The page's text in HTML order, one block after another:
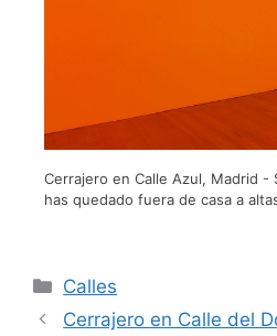
Cerrajero en Calle Azul, Madrid -
has quedado fuera de casa a
Calles
Cerrajero en Calle del